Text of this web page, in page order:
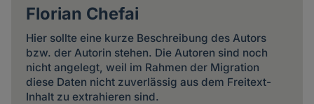
Florian Chefai
Hier sollte eine kurze Beschreibung des Autors
bzw. der Autorin stehen. Die Autoren sind noch
nicht angelegt, weil im Rahmen der Migration
diese Daten nicht zuverlässig aus dem Freitext-
Inhalt zu extrahieren sind.